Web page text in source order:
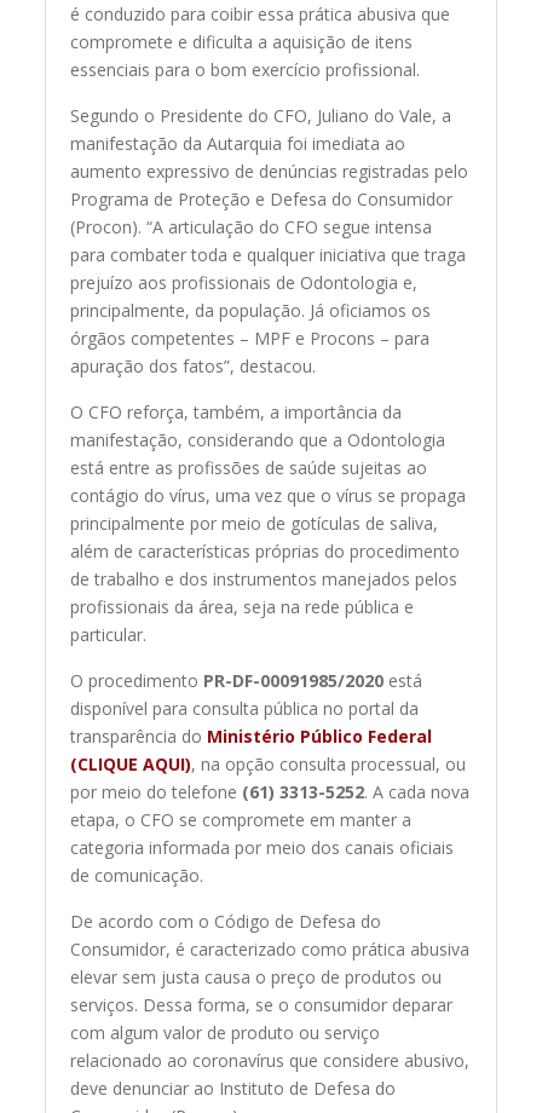
é conduzido para coibir essa prática abusiva que
compromete e dificulta a aquisição de itens
essenciais para o bom exercício profissional.
Segundo o Presidente do CFO, Juliano do Vale, a
manifestação da Autarquia foi imediata ao
aumento expressivo de denúncias registradas pelo
Programa de Proteção e Defesa do Consumidor
(Procon). “A articulação do CFO segue intensa
para combater toda e qualquer iniciativa que traga
prejuízo aos profissionais de Odontologia e,
principalmente, da população. Já oficiamos os
órgãos competentes – MPF e Procons – para
apuração dos fatos”, destacou.
O CFO reforça, também, a importância da
manifestação, considerando que a Odontologia
está entre as profissões de saúde sujeitas ao
contágio do vírus, uma vez que o vírus se propaga
principalmente por meio de gotículas de saliva,
além de características próprias do procedimento
de trabalho e dos instrumentos manejados pelos
profissionais da área, seja na rede pública e
particular.
O procedimento PR-DF-00091985/2020 está
disponível para consulta pública no portal da
transparência do Ministério Público Federal
(CLIQUE AQUI), na opção consulta processual, ou
por meio do telefone (61) 3313-5252. A cada nova
etapa, o CFO se compromete em manter a
categoria informada por meio dos canais oficiais
de comunicação.
De acordo com o Código de Defesa do
Consumidor, é caracterizado como prática abusiva
elevar sem justa causa o preço de produtos ou
serviços. Dessa forma, se o consumidor deparar
com algum valor de produto ou serviço
relacionado ao coronavírus que considere abusivo,
deve denunciar ao Instituto de Defesa do